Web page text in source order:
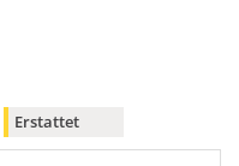
Erstattet